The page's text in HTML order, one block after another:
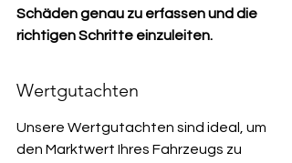
Schäden genau zu erfassen und die
richtigen Schritte einzuleiten.
Wertgutachten
Unsere Wertgutachten sind ideal, um
den Marktwert Ihres Fahrzeugs zu